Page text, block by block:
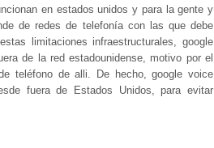
en estados unidos y para la gente y
de redes de telefonía con las que debe
limitaciones infraestructurales, google
de la red estadounidense, motivo por el
teléfono de alli. De hecho, google voice
fuera de Estados Unidos, para evitar